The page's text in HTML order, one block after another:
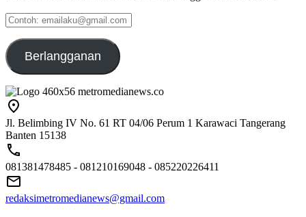
Contoh:
emailaku@gmail.com
Berlangganan
Jl. Belimbing IV No. 61 RT 04/06 Perum 1 Karawaci Tangerang
Banten 15138
081381478485 - 081210169048 - 085220226411
redaksimetromedianews@gmail.com